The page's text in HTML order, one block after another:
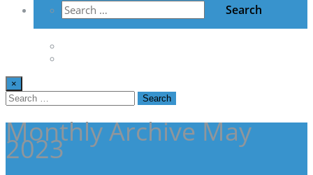
×
Monthly Archive May
2023